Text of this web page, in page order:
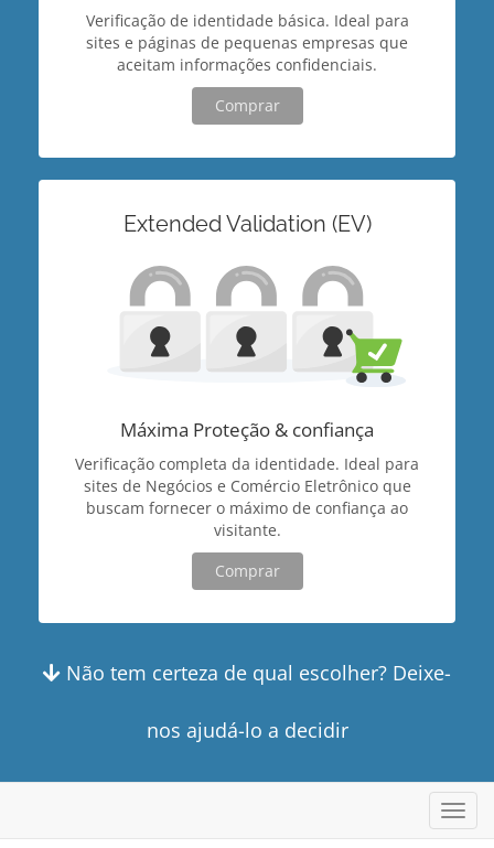
Verificação de identidade básica. Ideal para
sites e páginas de pequenas empresas que
aceitam informações confidenciais.
Comprar
Extended Validation (EV)
Máxima Proteção & confiança
Verificação completa da identidade. Ideal para
sites de Negócios e Comércio Eletrônico que
buscam fornecer o máximo de confiança ao
visitante.
Comprar
Não tem certeza de qual escolher? Deixe-
nos ajudá-lo a decidir